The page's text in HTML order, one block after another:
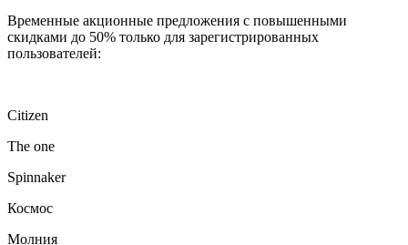
Временные акционные предложения с повышенными
скидками до 50% только для зарегистрированных
пользователей:
Citizen
The one
Spinnaker
Космос
Молния